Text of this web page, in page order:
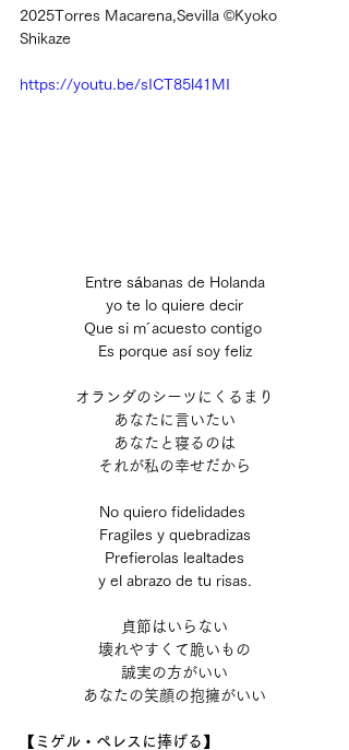
2025Torres Macarena,Sevilla ©︎Kyoko
Shikaze
https://youtu.be/sICT85l41MI
Entre sábanas de Holanda
yo te lo quiere decir
Que si m´acuesto contigo
Es porque así soy feliz
オランダのシーツにくるまり
あなたに言いたい
あなたと寝るのは
それが私の幸せだから
No quiero fidelidades
Fragiles y quebradizas
Prefierolas lealtades
y el abrazo de tu risas.
貞節はいらない
壊れやすくて脆いもの
誠実の方がいい
あなたの笑顔の抱擁がいい
【ミゲル・ペレスに捧げる】